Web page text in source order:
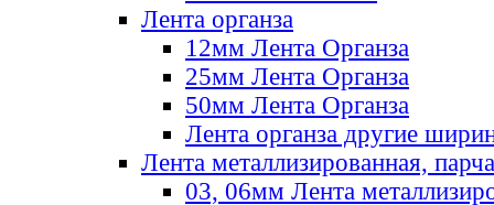
Лента органза
12мм Лента Органза
25мм Лента Органза
50мм Лента Органза
Лента органза другие
Лента металлизированная, парча
03, 06мм Лента